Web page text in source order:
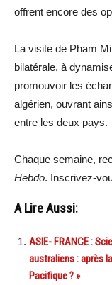
offrent encore des
La visite de Pham
bilatérale, à
promouvoir les
algérien, ouvrant
entre les deux pays.
Chaque semaine,
Hebdo. Inscrivez-
A Lire Aussi:
ASIE- FRANCE :
australiens : après
Pacifique ? »